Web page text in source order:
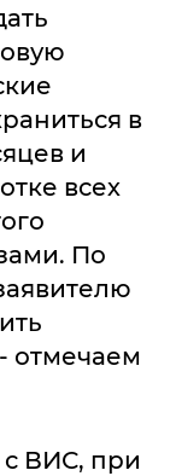
в
и
всех
По
отмечаем
с ВИС, при